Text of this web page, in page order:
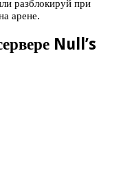
разблокируй при
арене.
Null’s